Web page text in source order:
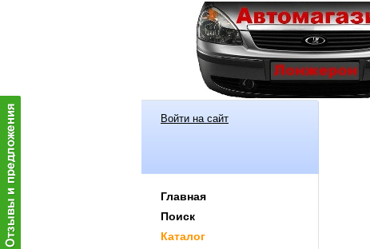
Войти на сайт
Главная
Поиск
Каталог